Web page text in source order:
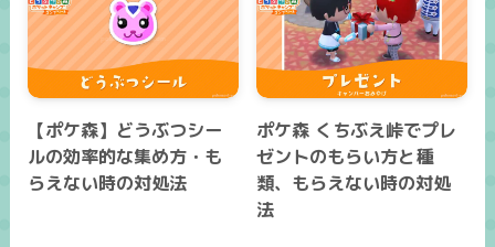
【ポケ森】どうぶつシー
ルの効率的な集め方・も
らえない時の対処法
ポケ森 くちぶえ峠でプレ
ゼントのもらい方と種
類、もらえない時の対処
法